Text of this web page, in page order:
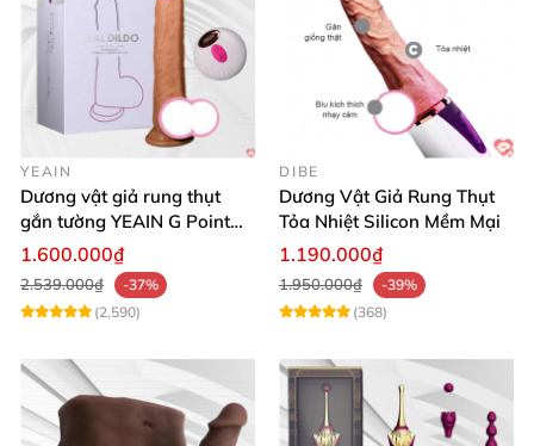
YEAIN
Dương vật giả rung thụt
gắn tường YEAIN G Point
tỏa nhiệt điều khiển từ xa
1.600.000₫
2.539.000₫
-37%
(2,590)
DIBE
Dương Vật Giả Rung Thụt
Tỏa Nhiệt Silicon Mềm Mại
1.190.000₫
1.950.000₫
-39%
(368)